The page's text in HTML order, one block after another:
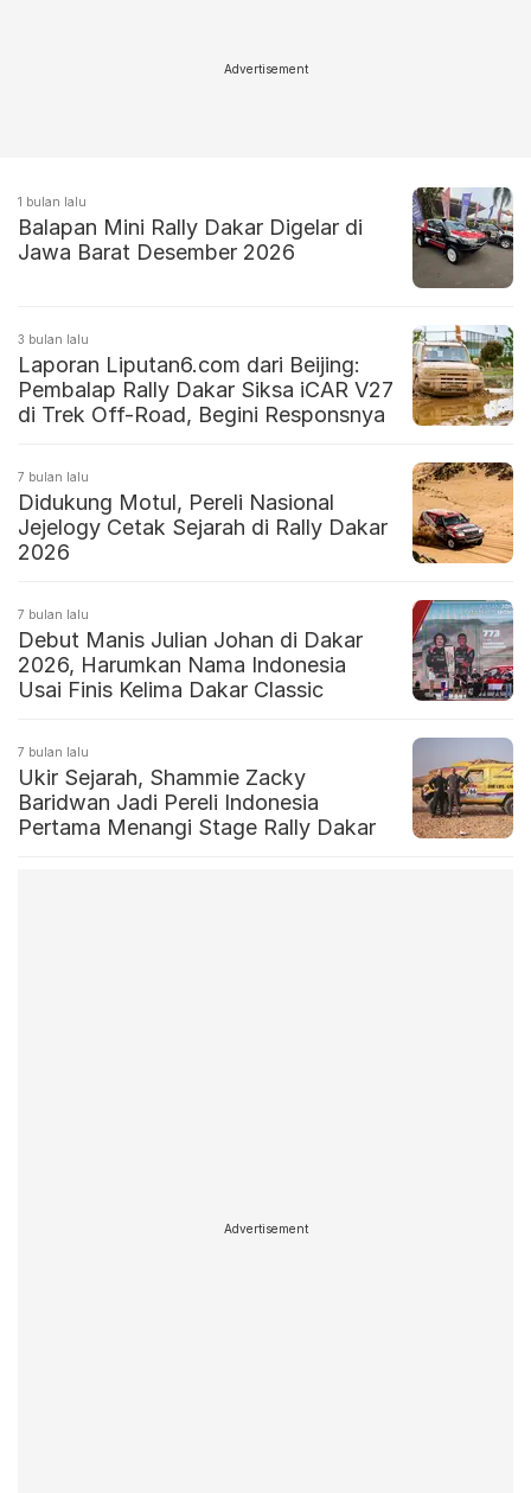
Advertisement
1 bulan lalu
Balapan Mini Rally Dakar Digelar di
Jawa Barat Desember 2026
3 bulan lalu
Laporan Liputan6.com dari Beijing:
Pembalap Rally Dakar Siksa iCAR V27
di Trek Off-Road, Begini Responsnya
7 bulan lalu
Didukung Motul, Pereli Nasional
Jejelogy Cetak Sejarah di Rally Dakar
2026
7 bulan lalu
Debut Manis Julian Johan di Dakar
2026, Harumkan Nama Indonesia
Usai Finis Kelima Dakar Classic
7 bulan lalu
Ukir Sejarah, Shammie Zacky
Baridwan Jadi Pereli Indonesia
Pertama Menangi Stage Rally Dakar
Advertisement